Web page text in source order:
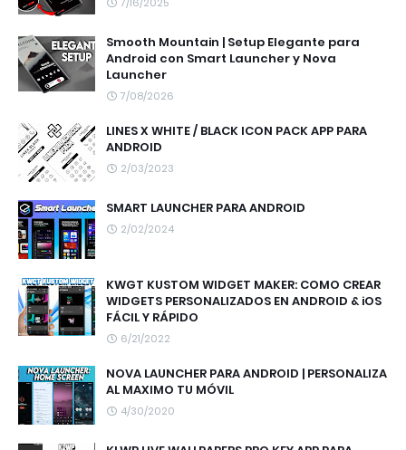
7/16/2025
Smooth Mountain | Setup Elegante para
Android con Smart Launcher y Nova
Launcher
7/08/2026
LINES X WHITE / BLACK ICON PACK APP PARA
ANDROID
2/03/2023
SMART LAUNCHER PARA ANDROID
2/02/2024
KWGT KUSTOM WIDGET MAKER: COMO CREAR
WIDGETS PERSONALIZADOS EN ANDROID & iOS
FÁCIL Y RÁPIDO
6/21/2022
NOVA LAUNCHER PARA ANDROID | PERSONALIZA
AL MAXIMO TU MÓVIL
4/30/2020